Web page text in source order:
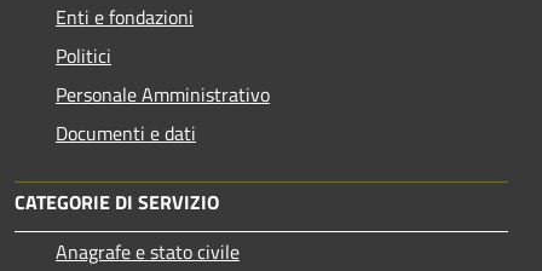
Enti e fondazioni
Politici
Personale Amministrativo
Documenti e dati
CATEGORIE DI SERVIZIO
Anagrafe e stato civile